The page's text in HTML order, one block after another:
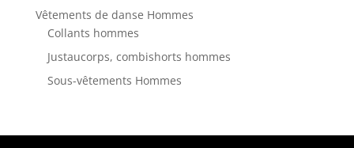
Vêtements de danse Hommes
Collants hommes
Justaucorps, combishorts hommes
Sous-vêtements Hommes